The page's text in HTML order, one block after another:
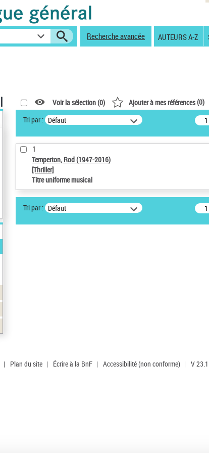
Recherche avancée AUTEURS A-Z
Voir la sélection (0) Ajouter à mes références(0)
Tri par : Défaut
1
Temperton, Rod (1947-2016)
[Thriller]
Titre uniforme musical
Tri par : Défaut
| Plan du site | Écrire à la BnF | Accessibilité (non conforme) | V